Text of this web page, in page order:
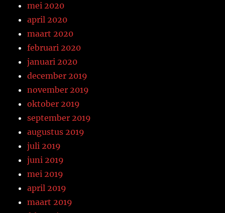
mei 2020
april 2020
maart 2020
februari 2020
januari 2020
december 2019
november 2019
oktober 2019
september 2019
augustus 2019
juli 2019
juni 2019
mei 2019
april 2019
maart 2019